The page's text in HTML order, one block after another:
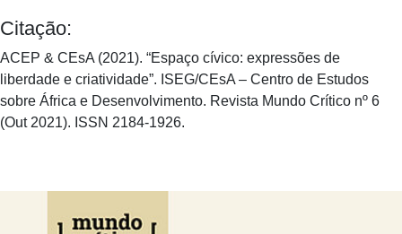
Citação:
ACEP & CEsA (2021). “Espaço cívico: expressões de
liberdade e criatividade”. ISEG/CEsA – Centro de Estudos
sobre África e Desenvolvimento. Revista Mundo Crítico nº 6
(Out 2021). ISSN 2184-1926.